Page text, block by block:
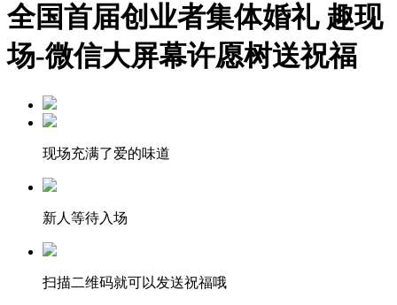
全国首届创业者集体婚礼 趣现
场-微信大屏幕许愿树送祝福
现场充满了爱的味道
新人等待入场
扫描二维码就可以发送祝福哦